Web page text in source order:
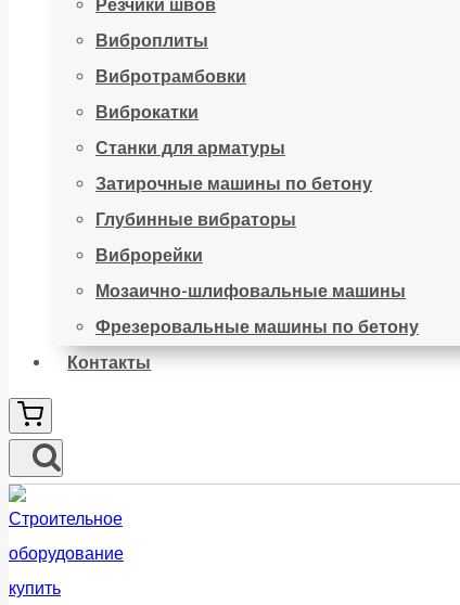
Резчики швов
Виброплиты
Вибротрамбовки
Виброкатки
Станки для арматуры
Затирочные машины по бетону
Глубинные вибраторы
Виброрейки
Мозаично-шлифовальные машины
Фрезеровальные машины по бетону
Контакты